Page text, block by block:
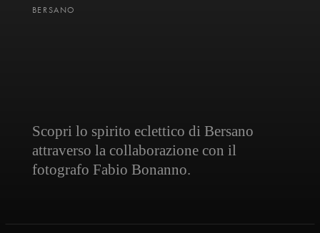
BERSANO
Scopri lo spirito eclettico di Bersano
attraverso la collaborazione con il
fotografo Fabio Bonanno.